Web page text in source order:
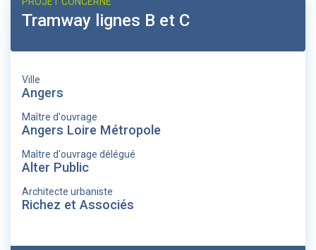
Tramway lignes B et C
Ville
Angers
Maître d'ouvrage
Angers Loire Métropole
Maître d'ouvrage délégué
Alter Public
Architecte urbaniste
Richez et Associés